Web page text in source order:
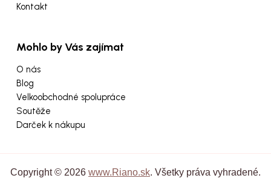
Kontakt
Mohlo by Vás zajímat
O nás
Blog
Velkoobchodné spolupráce
Soutěže
Darček k nákupu
Copyright © 2026 www.Riano.sk. Všetky práva vyhradené.